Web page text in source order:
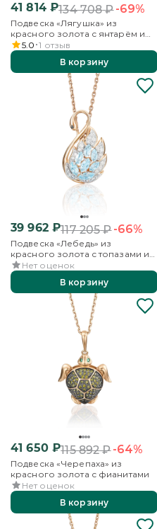
41 814₽134 708₽-69%
Подвеска «Лягушка» из
красного золота с янтарём и
фианитами
5.0 1 отзыв
В корзину
39 962₽117 205₽-66%
Подвеска «Лебедь» из
красного золота с топазами и
фианитами
Нет оценок
В корзину
41 650₽115 892₽-64%
Подвеска «Черепаха» из
красного золота с фианитами
Нет оценок
В корзину